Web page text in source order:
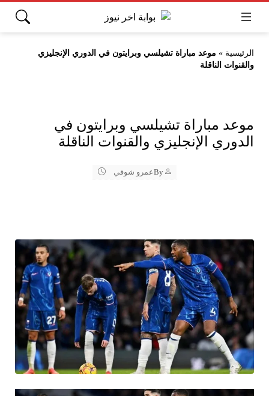
الرئيسية » موعد مباراة تشيلسي وبرايتون في الدوري الإنجليزي
والقنوات الناقلة
موعد مباراة تشيلسي وبرايتون في
الدوري الإنجليزي والقنوات الناقلة
Byعمرو شوقي